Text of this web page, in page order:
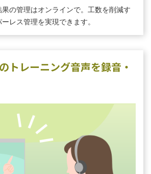
の管理はオンラインで。⼯数を削減す
レス管理を実現できます。
トレーニング⾳声を録⾳‧